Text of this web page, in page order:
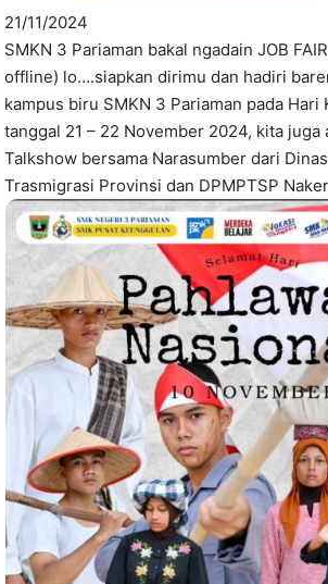
21/11/2024
SMKN 3 Pariaman bakal ngadain JOB
offline) lo….siapkan dirimu dan hadiri
kampus biru SMKN 3 Pariaman pada Hari
tanggal 21 – 22 November 2024, kita juga
Talkshow bersama Narasumber dari
Trasmigrasi Provinsi dan DPMPTSP